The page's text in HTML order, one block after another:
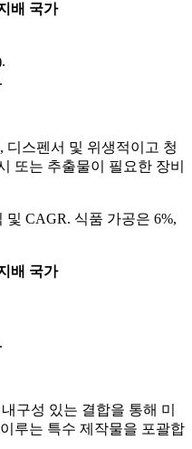
배 국가
디스펜서 및 위생적이고 청
또는 추출물이 필요한 장비
및 CAGR. 식품 가공은 6%,
배 국가
구성 있는 결합을 통해 미
루는 특수 제작물을 포괄합